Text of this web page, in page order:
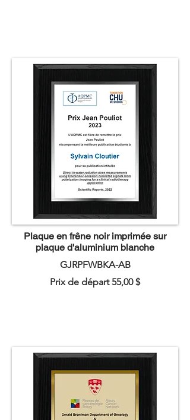
Plaque en frêne noir imprimée sur
plaque d'aluminium blanche
GJRPFWBKA-AB
Prix de départ 55,00 $